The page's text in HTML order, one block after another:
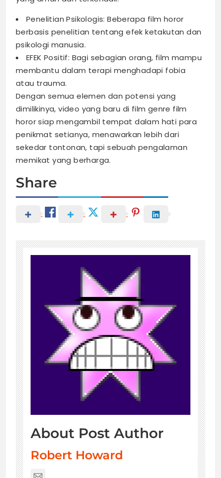
Penelitian Psikologis: Beberapa film horor
berbasis penelitian tentang efek ketakutan dan
psikologi manusia.
EFEK Positif: Bagi sebagian orang, film mampu
membantu dalam terapi menghadapi fobia
atau trauma.
Dengan semua elemen dan potensi yang
dimilikinya, video yang baru di film genre film
horor siap mengambil tempat dalam hati para
penikmat setianya, menawarkan lebih dari
sekedar tontonan, tapi sebuah pengalaman
memikat yang berharga.
Share
About Post Author
Robert Howard